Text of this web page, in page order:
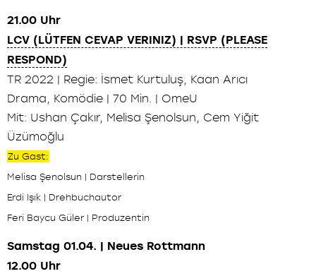
21.00 Uhr
LCV (LÜTFEN CEVAP VERINIZ) | RSVP (PLEASE
RESPOND)
TR 2022 | Regie: İsmet Kurtuluş, Kaan Arıcı
Drama, Komödie | 70 Min. | OmeU
Mit: Ushan Çakır, Melisa Şenolsun, Cem Yiğit
Üzümoğlu
Zu Gast:
Melisa Şenolsun | Darstellerin
Erdi Işık | Drehbuchautor
Feri Baycu Güler | Produzentin
Samstag 01.04. | Neues Rottmann
12.00 Uhr